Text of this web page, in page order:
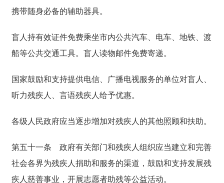
携带随身必备的辅助器具。
盲人持有效证件免费乘坐市内公共汽车、电车、地铁、渡
船等公共交通工具。盲人读物邮件免费寄递。
国家鼓励和支持提供电信、广播电视服务的单位对盲人、
听力残疾人、言语残疾人给予优惠。
各级人民政府应当逐步增加对残疾人的其他照顾和扶助。
第五十一条 政府有关部门和残疾人组织应当建立和完善
社会各界为残疾人捐助和服务的渠道，鼓励和支持发展残
疾人慈善事业，开展志愿者助残等公益活动。